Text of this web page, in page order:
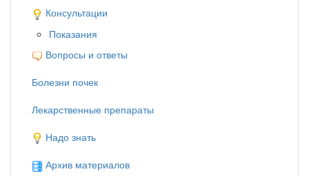
Консультации
Показания
Вопросы и ответы
Болезни почек
Лекарственные препараты
Надо знать
Архив материалов